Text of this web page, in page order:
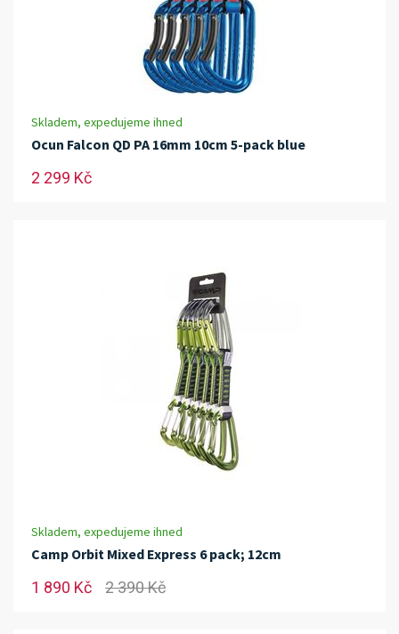
Skladem, expedujeme ihned
Ocun Falcon QD PA 16mm 10cm 5-pack blue
2 299 Kč
Skladem, expedujeme ihned
Camp Orbit Mixed Express 6 pack; 12cm
1 890 Kč 2 390 Kč